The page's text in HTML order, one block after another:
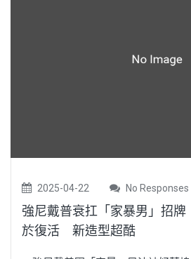
2025-04-22 No Responses
強尼戴普衰扛「家暴男」招牌
於復活 新造型超酷